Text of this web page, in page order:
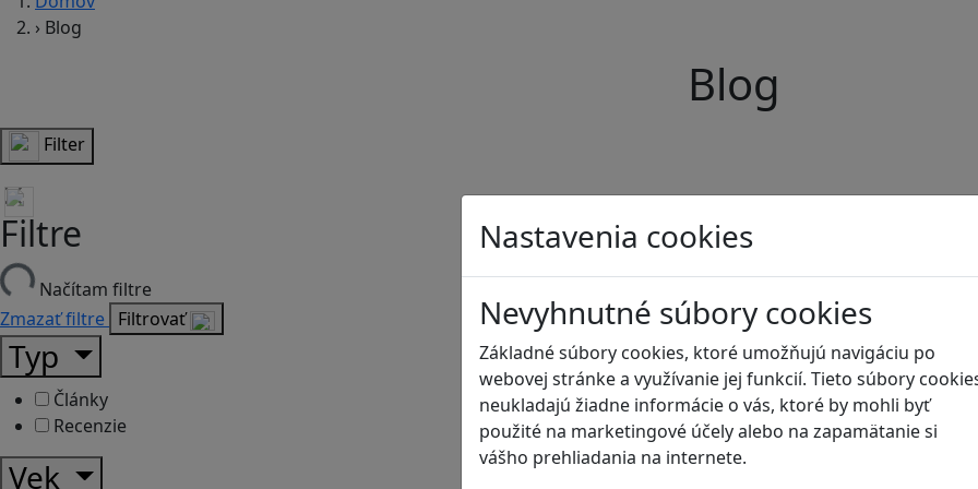
Nastavenia cookies
Nevyhnutné súbory cookies
Základné súbory cookies, ktoré umožňujú navigáciu po
webovej stránke a využívanie jej funkcií. Tieto súbory
neukladajú žiadne informácie o vás, ktoré by mohli byť
použité na marketingové účely alebo na zapamätanie si
vášho prehliadania na internete.
› Blog
Blog
Filter
Filtre
Načítam filtre
Zmazať filtre Filtrovať
Typ
Články
Recenzie
Vek